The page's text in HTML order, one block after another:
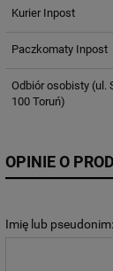
Kurier Inpost
Paczkomaty Inpost
Odbiór osobisty(ul.
100 Toruń)
OPINIE O
Imię lub pseudonim: